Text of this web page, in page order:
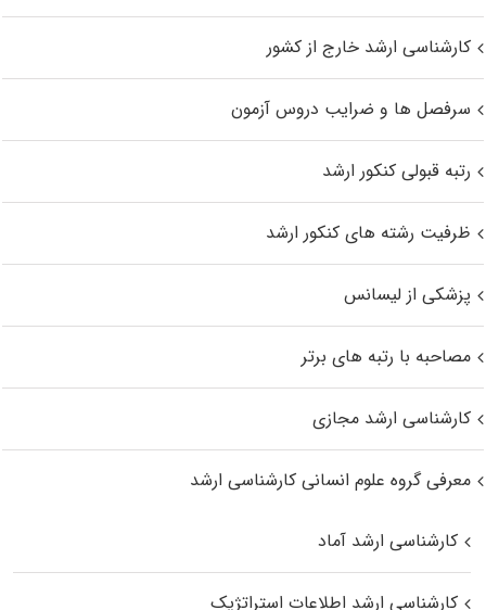
کارشناسی ارشد خارج از کشور
سرفصل ها و ضرایب دروس آزمون
رتبه قبولی کنکور ارشد
ظرفیت رشته های کنکور ارشد
پزشکی از لیسانس
مصاحبه با رتبه های برتر
کارشناسی ارشد مجازی
معرفی گروه علوم انسانی کارشناسی ارشد
کارشناسی ارشد آماد
کارشناسی ارشد اطلاعات استراتژیک